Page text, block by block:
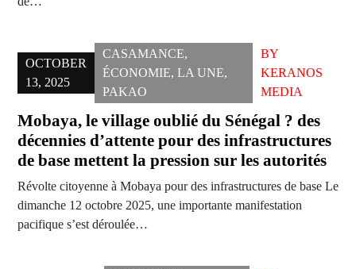
OCTOBER
13, 2025
CASAMANCE,
ÉCONOMIE, LA UNE,
PAKAO
BY
KERANOS
MEDIA
Mobaya, le village oublié du Sénégal ? des
décennies d’attente pour des infrastructures
de base mettent la pression sur les autorités
Révolte citoyenne à Mobaya pour des infrastructures de base Le
dimanche 12 octobre 2025, une importante manifestation
pacifique s’est déroulée…